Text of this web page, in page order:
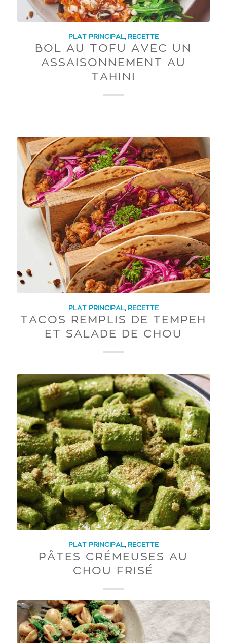
PLAT PRINCIPAL, RECETTE
BOL AU TOFU AVEC UN
ASSAISONNEMENT AU
TAHINI
PLAT PRINCIPAL, RECETTE
TACOS REMPLIS DE TEMPEH
ET SALADE DE CHOU
PLAT PRINCIPAL, RECETTE
PÂTES CRÉMEUSES AU
CHOU FRISÉ